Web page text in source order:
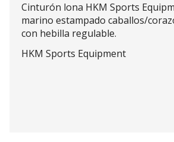
Cinturón lona HKM Sports
marino estampado caballos/
con hebilla regulable.
HKM Sports Equipment